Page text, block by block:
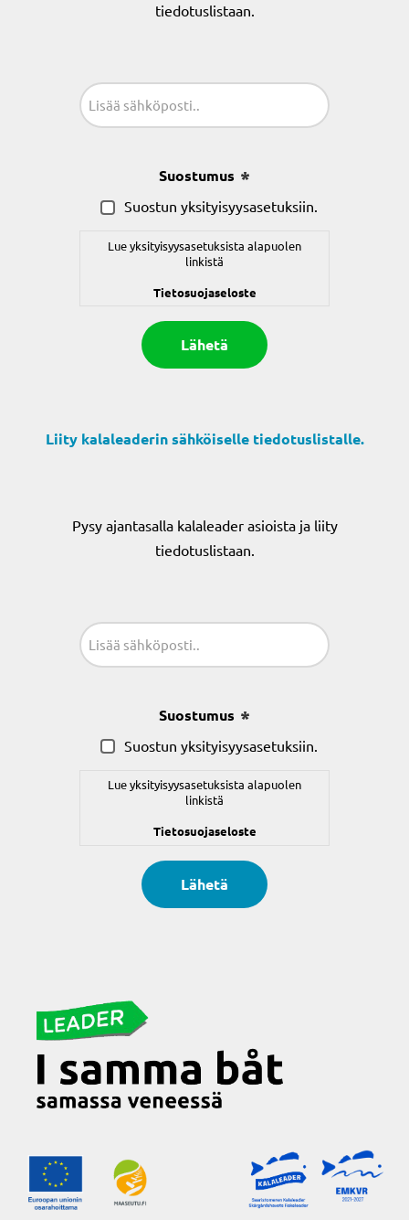
tiedotuslistaan.
Suostumus
Suostun yksityisyysasetuksiin.
Lue yksityisyysasetuksista alapuolen
linkistä
Tietosuojaseloste
Liity kalaleaderin sähköiselle tiedotuslistalle.
Pysy ajantasalla kalaleader asioista ja liity
tiedotuslistaan.
Suostumus
Suostun yksityisyysasetuksiin.
Lue yksityisyysasetuksista alapuolen
linkistä
Tietosuojaseloste